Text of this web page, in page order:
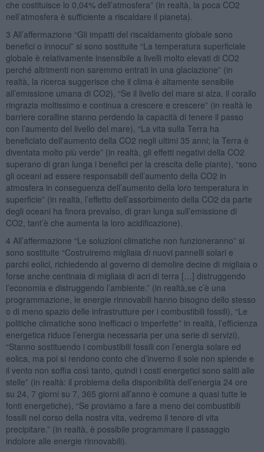
che costituisce lo 0,04% dell’atmosfera” (in realtà, la poca CO2
nell’atmosfera è sufficiente a riscaldare il pianeta).
3 All’affermazione “Gli impatti del riscaldamento globale sono
benefici o innocui” si sono sostituite “La temperatura superficiale
globale è relativamente insensibile a livelli molto elevati di CO2
perché altrimenti non saremmo entrati in una glaciazione” (in
realtà, la ricerca suggerisce che il clima è altamente sensibile
all’emissione umana di CO2), “Se il livello del mare si alza, il corallo
ringrazia moltissimo e continua a crescere e crescere” (in realtà le
barriere coralline stanno perdendo la capacità di tenere il passo
con l’aumento del livello del mare), “La vita sulla Terra ha
beneficiato dell'aumento della CO2 negli ultimi 35 anni; la Terra è
diventata molto più verde” (in realtà, gli effetti negativi della CO2
superano di gran lunga i benefici per la crescita delle piante), “sono
gli oceani ad essere responsabili dell’aumento della CO2 in
atmosfera in conseguenza dell’aumento della loro temperatura in
superficie” (in realtà, l’effetto dell’assorbimento della CO2 da parte
degli oceani ha finora prevalso, di gran lunga sull’emissione di
CO2, tant’è che aumenta la loro acidificazione).
4 All’affermazione “Le soluzioni climatiche non funzioneranno” si
sono sostituite “Costruiremo migliaia di nuovi pannelli solari e
parchi eolici, richiedendo al governo di demolire decine di migliaia o
forse anche centinaia di migliaia di acri di terra […] distruggendo
l’economia e distruggendo l’ambiente.” (in realtà,se c’è una
programmazione, le energie rinnovabili hanno bisogno dello stesso
o di meno spazio delle infrastrutture per i combustibili fossili), “Le
politiche climatiche sono inefficaci o imperfette” in realtà, l’efficienza
energetica riduce l’energia necessaria per una serie di servizi),
“Stanno sostituendo i combustibili fossili con l’energia solare ed
eolica, ma poi si rendono conto che d’inverno il sole non splende e
il vento non soffia così tanto, quindi i costi energetici sono saliti alle
stelle” (in realtà: il problema della disponibilità dell’energia 24 ore
su 24, 7 giorni su 7, 365 giorni all’anno è comune a quasi tutte le
fonti energetiche), “Se proviamo a fare a meno dei combustibili
fossili nel corso della nostra vita, vedremo il tenore di vita
precipitare.” (in realtà, è possibile programmare il passaggio
indolore alle energie rinnovabili).